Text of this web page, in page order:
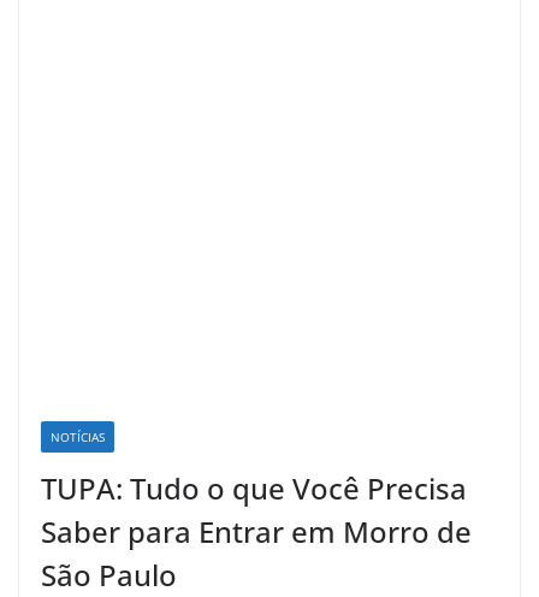
NOTÍCIAS
TUPA: Tudo o que Você Precisa
Saber para Entrar em Morro de
São Paulo